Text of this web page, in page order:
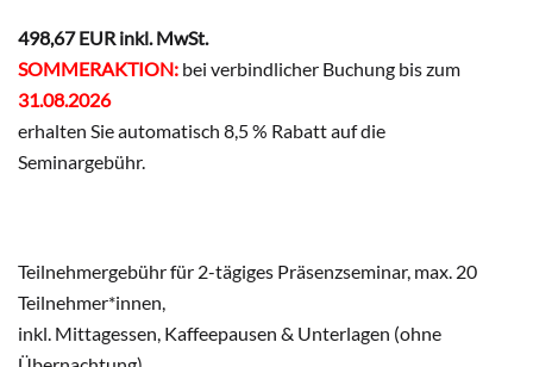
498,67 EUR inkl. MwSt.
SOMMERAKTION: bei verbindlicher Buchung bis zum
31.08.2026
erhalten Sie automatisch 8,5 % Rabatt auf die
Seminargebühr.
Teilnehmergebühr für 2-tägiges Präsenzseminar, max. 20
Teilnehmer*innen,
inkl. Mittagessen, Kaffeepausen & Unterlagen (ohne